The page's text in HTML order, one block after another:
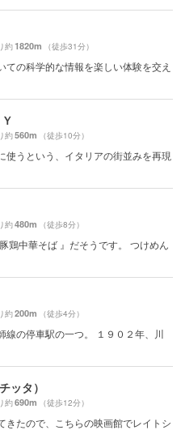
約1820m （徒歩31分）
ての科学的な情報を楽しい体験を交え
約560m （徒歩10分）
使うという、イタリアの街並みを再現
約480m （徒歩8分）
鶏中華そば 』だそうです。 つけめん
約200m （徒歩4分）
線の停車駅の一つ。 １９０２年、川
ッタ）
約690m （徒歩12分）
きたので、こちらの映画館でレイトシ